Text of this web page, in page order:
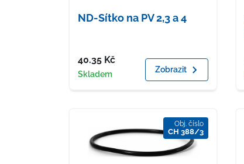
ND-Sítko na PV 2,3 a 4
Cena
40.35 Kč
Dostupnost
Skladem Zobrazit
Obj. číslo
CH 388/3